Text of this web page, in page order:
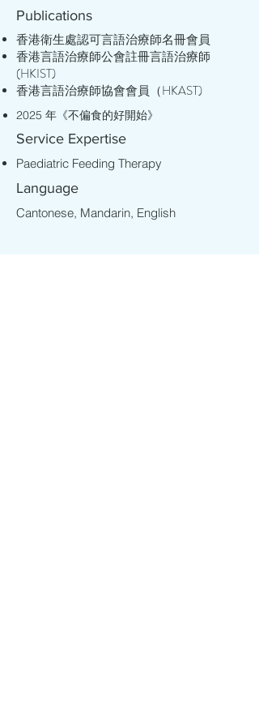
Publications
香港衛生處認可言語治療師名冊會員
香港言語治療師公會註冊言語治療師
(HKIST)
香港言語治療師協會會員（HKAST)
2025 年《不偏食的好開始》
Service Expertise
Paediatric Feeding Therapy
Language
​​Cantonese, Mandarin, English